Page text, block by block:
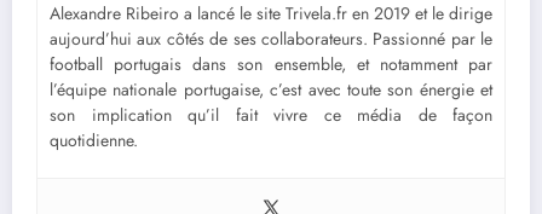
Alexandre Ribeiro a lancé le site Trivela.fr en 2019 et le dirige
aujourd’hui aux côtés de ses collaborateurs. Passionné par le
football portugais dans son ensemble, et notamment par
l’équipe nationale portugaise, c’est avec toute son énergie et
son implication qu’il fait vivre ce média de façon
quotidienne.